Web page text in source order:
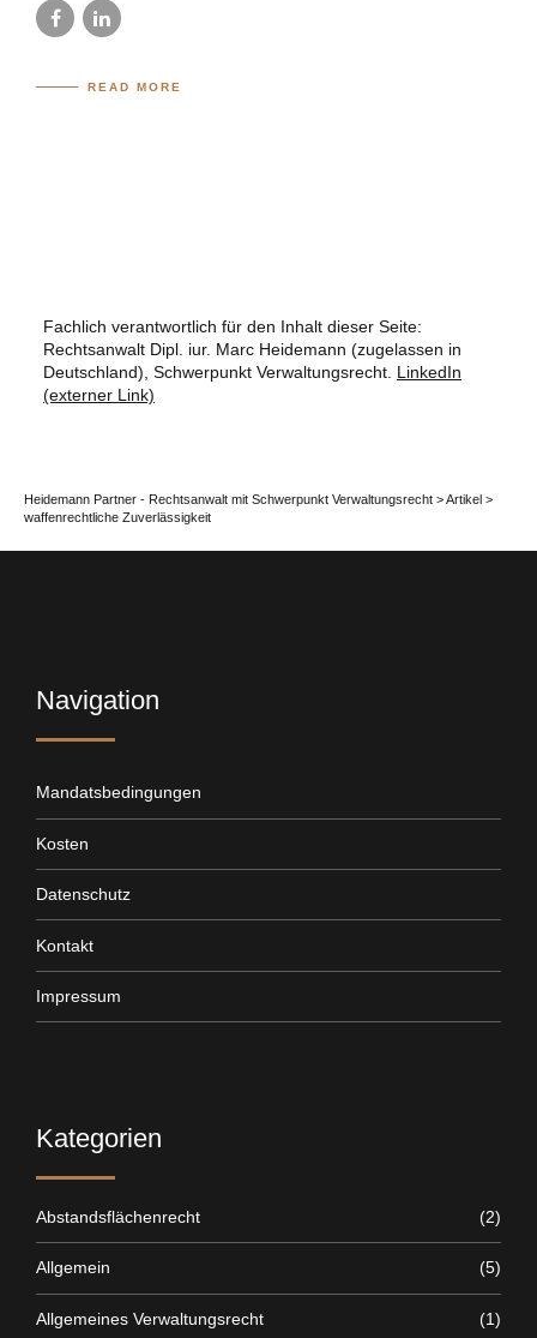
READ MORE
Fachlich verantwortlich für den Inhalt dieser Seite:
Rechtsanwalt Dipl. iur. Marc Heidemann (zugelassen in
Deutschland), Schwerpunkt Verwaltungsrecht. LinkedIn
(externer Link)
Heidemann Partner - Rechtsanwalt mit Schwerpunkt Verwaltungsrecht >Artikel >
waffenrechtliche Zuverlässigkeit
Navigation
Mandatsbedingungen
Kosten
Datenschutz
Kontakt
Impressum
Kategorien
Abstandsflächenrecht (2)
Allgemein (5)
Allgemeines Verwaltungsrecht (1)